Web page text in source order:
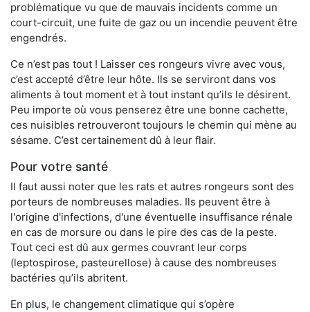
problématique vu que de mauvais incidents comme un
court-circuit, une fuite de gaz ou un incendie peuvent être
engendrés.
Ce n’est pas tout ! Laisser ces rongeurs vivre avec vous,
c’est accepté d’être leur hôte. Ils se serviront dans vos
aliments à tout moment et à tout instant qu’ils le désirent.
Peu importe où vous penserez être une bonne cachette,
ces nuisibles retrouveront toujours le chemin qui mène au
sésame. C’est certainement dû à leur flair.
Pour votre santé
Il faut aussi noter que les rats et autres rongeurs sont des
porteurs de nombreuses maladies. Ils peuvent être à
l'origine d'infections, d'une éventuelle insuffisance rénale
en cas de morsure ou dans le pire des cas de la peste.
Tout ceci est dû aux germes couvrant leur corps
(leptospirose, pasteurellose) à cause des nombreuses
bactéries qu’ils abritent.
En plus, le changement climatique qui s’opère